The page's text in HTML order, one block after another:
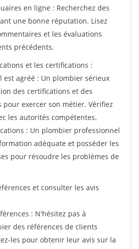
en ligne : Recherchez des
une bonne réputation. Lisez
et les évaluations
précédents.
et les certifications :
est agréé : Un plombier sérieux
des certifications et des
pour exercer son métier. Vérifiez
les autorités compétentes.
: Un plombier professionnel
adéquate et posséder les
pour résoudre les problèmes de
et consulter les avis
: N'hésitez pas à
des références de clients
les pour obtenir leur avis sur la